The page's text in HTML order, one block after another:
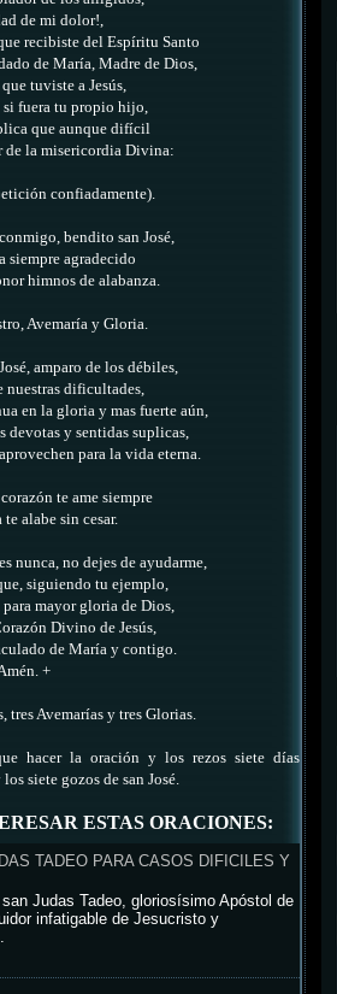
de mi dolor!,
recibiste del Espíritu Santo
de María, Madre de Dios,
tuviste a Jesús,
si fuera tu propio hijo,
que aunque difícil
de la misericordia Divina:
confiadamente).
bendito san José,
siempre agradecido
himnos de alabanza.
Avemaría y Gloria.
amparo de los débiles,
nuestras dificultades,
en la gloria y mas fuerte aún,
devotas y sentidas suplicas,
para la vida eterna.
te ame siempre
alabe sin cesar.
nunca, no dejes de ayudarme,
siguiendo tu ejemplo,
para mayor gloria de Dios,
Divino de Jesús,
de María y contigo.
+
tres Avemarías y tres Glorias.
hacer la oración y los rezos siete días
siete gozos de san José.
ESTAS ORACIONES:
TADEO PARA CASOS DIFICILES Y
Judas Tadeo, gloriosísimo Apóstol de
infatigable de Jesucristo y